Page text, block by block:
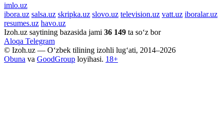
imlo.uz
ibora.uz salsa.uz skripka.uz slovo.uz television.uz vatt.uz iboralar.uz
resumes.uz havo.uz
Izoh.uz saytining bazasida jami 36 149 ta so‘z bor
Aloqa Telegram
© Izoh.uz — O‘zbek tilining izohli lug‘ati, 2014–2026
Obuna va GoodGroup loyihasi. 18+